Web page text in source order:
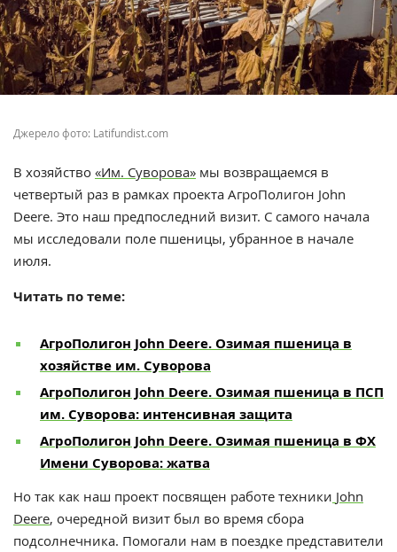
Джерело фото: Latifundist.com
В хозяйство «Им. Суворова» мы возвращаемся в
четвертый раз в рамках проекта АгроПолигон John
Deere. Это наш предпоследний визит. С самого начала
мы исследовали поле пшеницы, убранное в начале
июля.
Читать по теме:
АгроПолигон John Deere. Озимая пшеница в
хозяйстве им. Суворова
АгроПолигон John Deere. Озимая пшеница в ПСП
им. Суворова: интенсивная защита
АгроПолигон John Deere. Озимая пшеница в ФХ
Имени Суворова: жатва
Но так как наш проект посвящен работе техники John
Deere, очередной визит был во время сбора
подсолнечника. Помогали нам в поездке представители